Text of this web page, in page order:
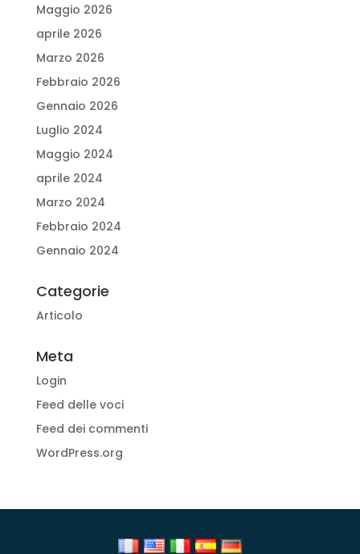
Maggio 2026
aprile 2026
Marzo 2026
Febbraio 2026
Gennaio 2026
Luglio 2024
Maggio 2024
aprile 2024
Marzo 2024
Febbraio 2024
Gennaio 2024
Categorie
Articolo
Meta
Login
Feed delle voci
Feed dei commenti
WordPress.org